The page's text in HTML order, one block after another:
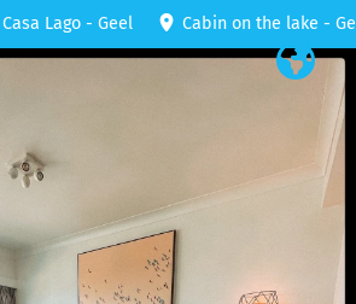
Casa Lago - Geel Cabin on the lake -